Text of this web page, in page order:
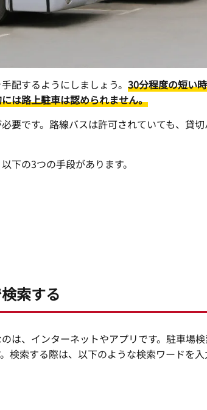
配するようにしましょう。 30分程度の短い
は路上駐車は認められません。
要です。路線バスは許可されていても、貸
下の3つの手段があります。
索する
は、インターネットやアプリです。駐車場
検索する際は、以下のような検索ワードを入